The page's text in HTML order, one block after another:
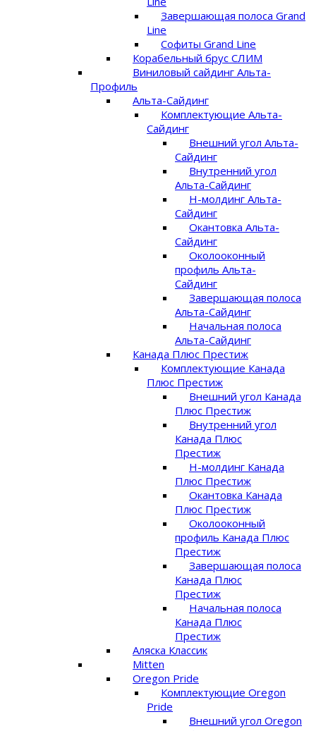
Завершающая полоса Grand
Line
Софиты Grand Line
Корабельный брус СЛИМ
Виниловый сайдинг Альта-
Профиль
Альта-Сайдинг
Комплектующие Альта-
Сайдинг
Внешний угол Альта-
Сайдинг
Внутренний угол
Альта-Сайдинг
Н-молдинг Альта-
Сайдинг
Окантовка Альта-
Сайдинг
Околооконный
профиль Альта-
Сайдинг
Завершающая полоса
Альта-Сайдинг
Начальная полоса
Альта-Сайдинг
Канада Плюс Престиж
Комплектующие Канада
Плюс Престиж
Внешний угол Канада
Плюс Престиж
Внутренний угол
Канада Плюс
Престиж
Н-молдинг Канада
Плюс Престиж
Окантовка Канада
Плюс Престиж
Околооконный
профиль Канада Плюс
Престиж
Завершающая полоса
Канада Плюс
Престиж
Начальная полоса
Канада Плюс
Престиж
Аляска Классик
Mitten
Oregon Pride
Комплектующие Oregon
Pride
Внешний угол Oregon